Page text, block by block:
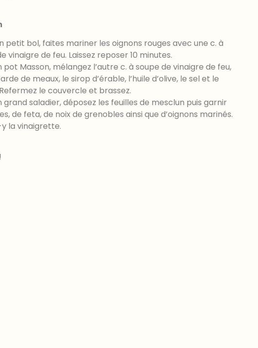
petit bol, faites mariner les oignons rouges avec une c. à
vinaigre de feu. Laissez reposer 10 minutes.
pot Masson, mélangez l’autre c. à soupe de vinaigre de feu,
de meaux, le sirop d’érable, l’huile d’olive, le sel et le
le couvercle et brassez.
grand saladier, déposez les feuilles de mesclun puis garnir
de feta, de noix de grenobles ainsi que d’oignons marinés.
la vinaigrette.